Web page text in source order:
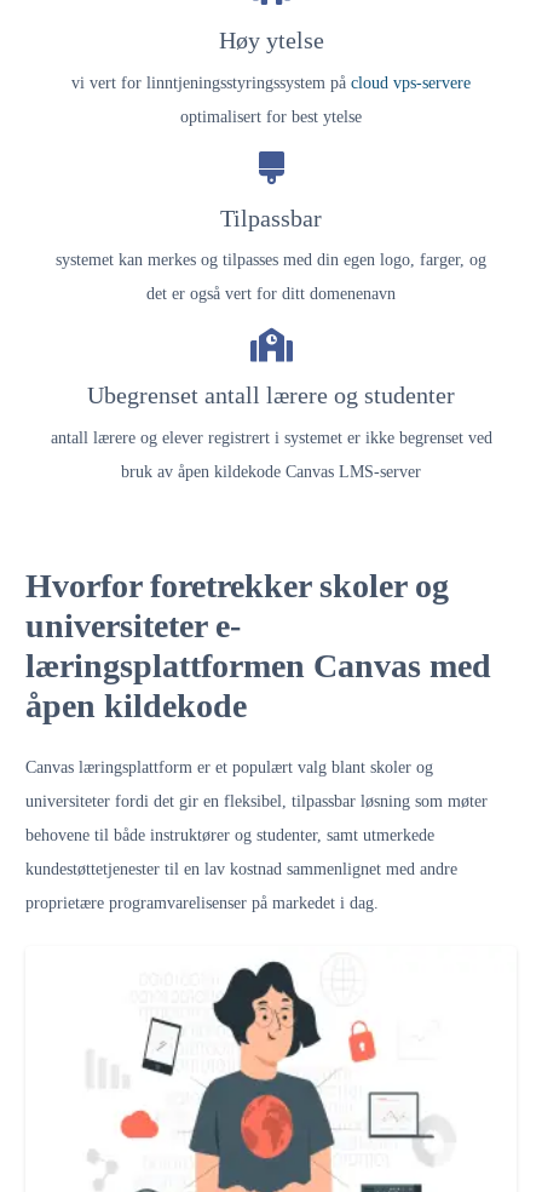
Høy ytelse
vi vert for linntjeningsstyringssystem på cloud vps-servere
optimalisert for best ytelse
Tilpassbar
systemet kan merkes og tilpasses med din egen logo, farger, og
det er også vert for ditt domenenavn
Ubegrenset antall lærere og studenter
antall lærere og elever registrert i systemet er ikke begrenset ved
bruk av åpen kildekode Canvas LMS-server
Hvorfor foretrekker skoler og
universiteter e-
læringsplattformen Canvas med
åpen kildekode
Canvas læringsplattform er et populært valg blant skoler og
universiteter fordi det gir en fleksibel, tilpassbar løsning som møter
behovene til både instruktører og studenter, samt utmerkede
kundestøttetjenester til en lav kostnad sammenlignet med andre
proprietære programvarelisenser på markedet i dag.